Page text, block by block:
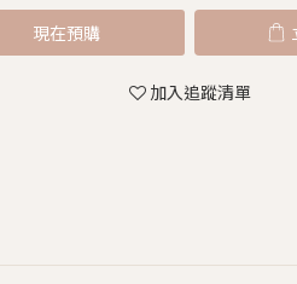
現在預購
加入追蹤清單